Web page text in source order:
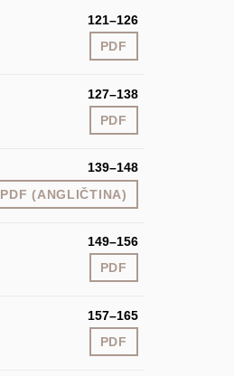
121–126
PDF
127–138
PDF
139–148
PDF (ANGLIČTINA)
149–156
PDF
157–165
PDF